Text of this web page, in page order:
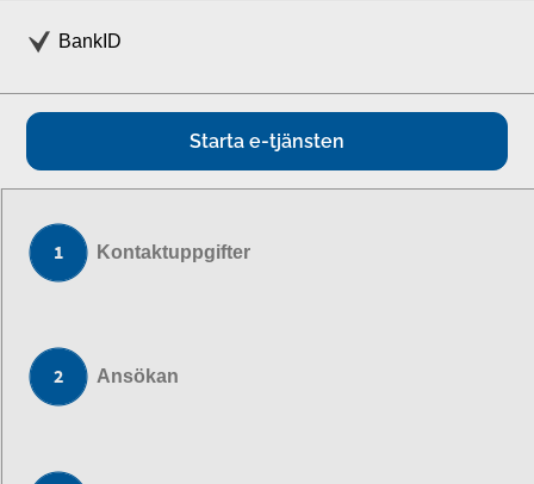
BankID
Starta e-tjänsten
Kontaktuppgifter
Ansökan